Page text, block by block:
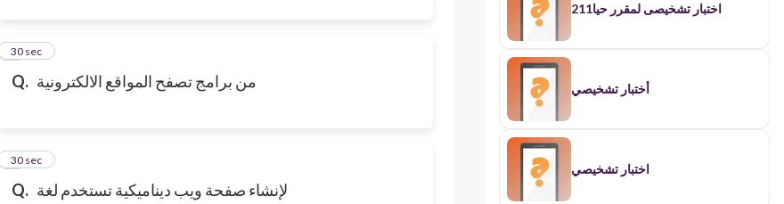
Q. من برامج تصفح المواقع الالكترونية
2
30 sec
Q. لإنشاء صفحة ويب ديناميكية تستخدم لغة
3
30 sec
اختبار تشخيصى لمقرر حيا211
أختبار تشخيصي
اختبار تشخيصي